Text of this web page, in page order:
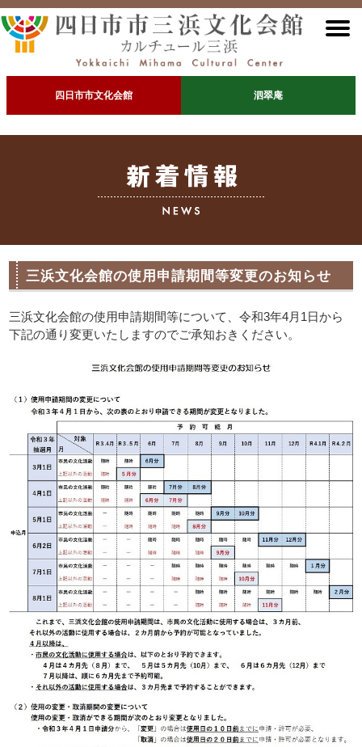
四日市市文化会館 泗翠庵
三浜文化会館の使用申請期間等変更のお知らせ
三浜文化会館の使用申請期間等について、令和3年4月1日から
下記の通り変更いたしますのでご承知おきください。